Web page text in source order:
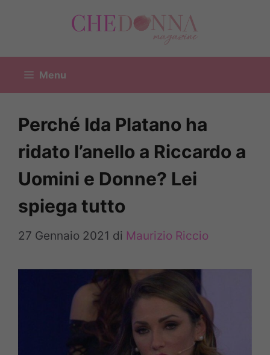
Menu
Perché Ida Platano ha
ridato l’anello a Riccardo a
Uomini e Donne? Lei
spiega tutto
27 Gennaio 2021 di Maurizio Riccio